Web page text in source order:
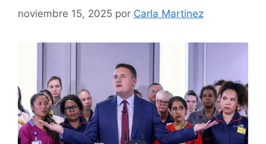
noviembre 15, 2025 por Carla Martinez